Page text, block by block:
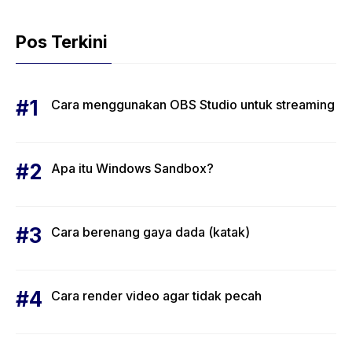
Pos Terkini
Cara menggunakan OBS Studio untuk streaming
Apa itu Windows Sandbox?
Cara berenang gaya dada (katak)
Cara render video agar tidak pecah